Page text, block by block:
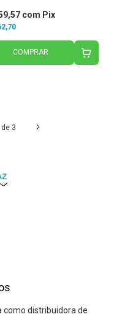
com Pix
COMPRAR
de 3
como distribuidora de